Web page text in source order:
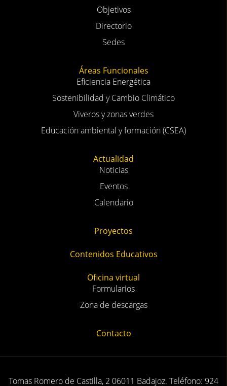
Objetivos
Directorio
Sedes
Áreas Funcionales
Eficiencia Energética
Sostenibilidad y Cambio Climático
Viveros y zonas verdes
Educación ambiental y formación (CSEA)
Actualidad
Noticias
Eventos
Calendario
Proyectos
Contenidos Educativos
Oficina virtual
Formularios
Zona de descargas
Contacto
Tomas Romero de Castilla, 2 06011 Badajoz. Teléfono: 924